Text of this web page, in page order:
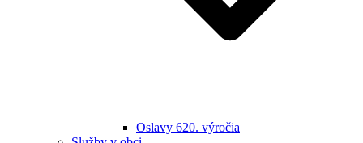
Oslavy 620. výročia